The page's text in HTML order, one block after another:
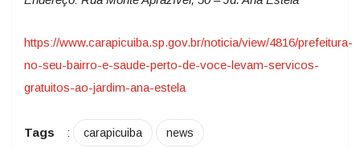
https://www.carapicuiba.sp.gov.br/noticia/view/4816/prefeitura-
no-seu-bairro-e-saude-perto-de-voce-levam-servicos-
gratuitos-ao-jardim-ana-estela
Tags : carapicuiba news